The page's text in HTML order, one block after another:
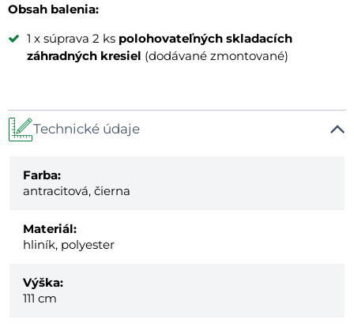
Obsah balenia:
1 x súprava 2 ks polohovateľných skladacích
záhradných kresiel (dodávané zmontované)
Technické údaje
Farba:
antracitová, čierna
Materiál:
hliník, polyester
Výška:
111 cm